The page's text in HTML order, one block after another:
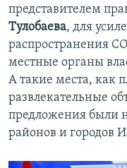
представителем
Тулобаева, для
распространения
местные органы
А такие места, как
развлекательные
предложения были
районов и городов